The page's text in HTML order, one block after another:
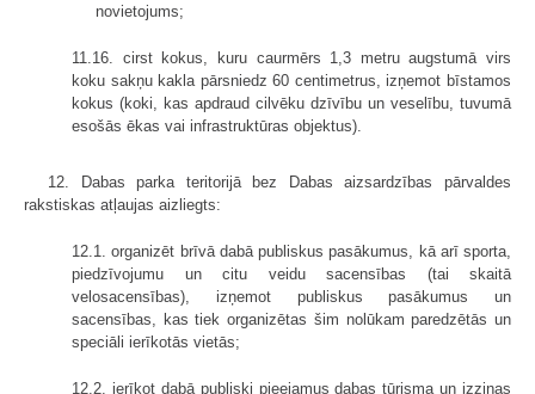
novietojums;
11.16. cirst kokus, kuru caurmērs 1,3 metru augstumā virs
koku sakņu kakla pārsniedz 60 centimetrus, izņemot bīstamos
kokus (koki, kas apdraud cilvēku dzīvību un veselību, tuvumā
esošās ēkas vai infrastruktūras objektus).
12. Dabas parka teritorijā bez Dabas aizsardzības pārvaldes
rakstiskas atļaujas aizliegts:
12.1. organizēt brīvā dabā publiskus pasākumus, kā arī sporta,
piedzīvojumu un citu veidu sacensības (tai skaitā
velosacensības), izņemot publiskus pasākumus un
sacensības, kas tiek organizētas šim nolūkam paredzētās un
speciāli ierīkotās vietās;
12.2. ierīkot dabā publiski pieejamus dabas tūrisma un izziņas